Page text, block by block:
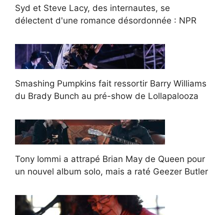
Syd et Steve Lacy, des internautes, se
délectent d'une romance désordonnée : NPR
Smashing Pumpkins fait ressortir Barry Williams
du Brady Bunch au pré-show de Lollapalooza
Tony Iommi a attrapé Brian May de Queen pour
un nouvel album solo, mais a raté Geezer Butler